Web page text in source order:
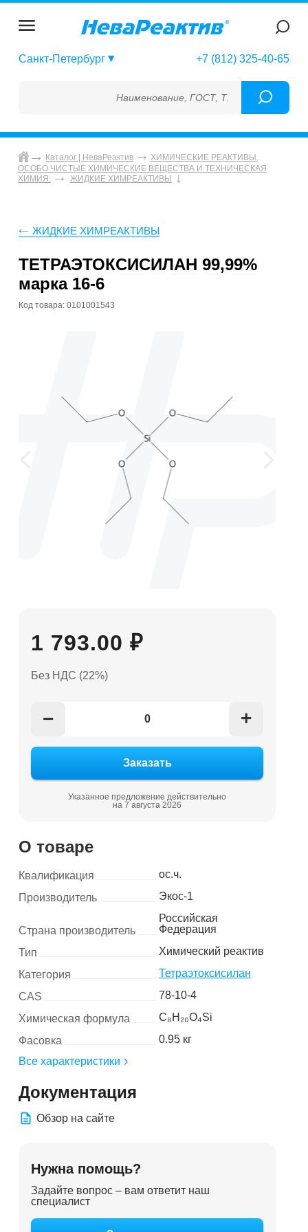
Санкт-Петербург +7 (812) 325-40-65
Наименование, ГОСТ, ТУ, ГСО, МСО, ОСО,
Каталог | НеваРеактив
ХИМИЧЕСКИЕ РЕАКТИВЫ,
ОСОБО ЧИСТЫЕ ХИМИЧЕСКИЕ ВЕЩЕСТВА И ТЕХНИЧЕСКАЯ
ХИМИЯ:
ЖИДКИЕ ХИМРЕАКТИВЫ
ЖИДКИЕ ХИМРЕАКТИВЫ
ТЕТРАЭТОКСИСИЛАН 99,99%
марка 16-6
Код товара: 0101001543
1 793.00 ₽
Без НДС (22%)
− +
Указанное предложение действительно
на 7 августа 2026
О товаре
Квалификация
ос.ч.
Производитель
Экос-1
Страна производитель
Российская
Федерация
Тип
Химический реактив
Категория
Тетраэтоксисилан
CAS
78-10-4
Химическая формула
C₈H₂₀O₄Si
Фасовка
0.95 кг
Все характеристики
Документация
Обзор на сайте
Нужна помощь?
Задайте вопрос – вам ответит наш
специалист